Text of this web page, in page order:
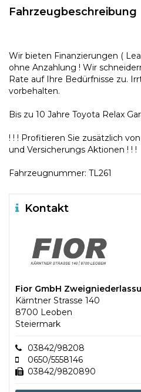
Fahrzeugbeschreibung
Wir bieten Finanzierungen (
ohne Anzahlung ! Wir
Rate auf Ihre Bedürfnisse zu.
vorbehalten.
Bis zu 10 Jahre Toyota Relax
! ! ! Profitieren Sie zusätzlich
und Versicherungs Aktionen ! ! !
Fahrzeugnummer: TL261
Kontakt
Fior GmbH
Kärntner Strasse 140
8700 Leoben
Steiermark
03842/98208
0650/5558146
03842/9820890